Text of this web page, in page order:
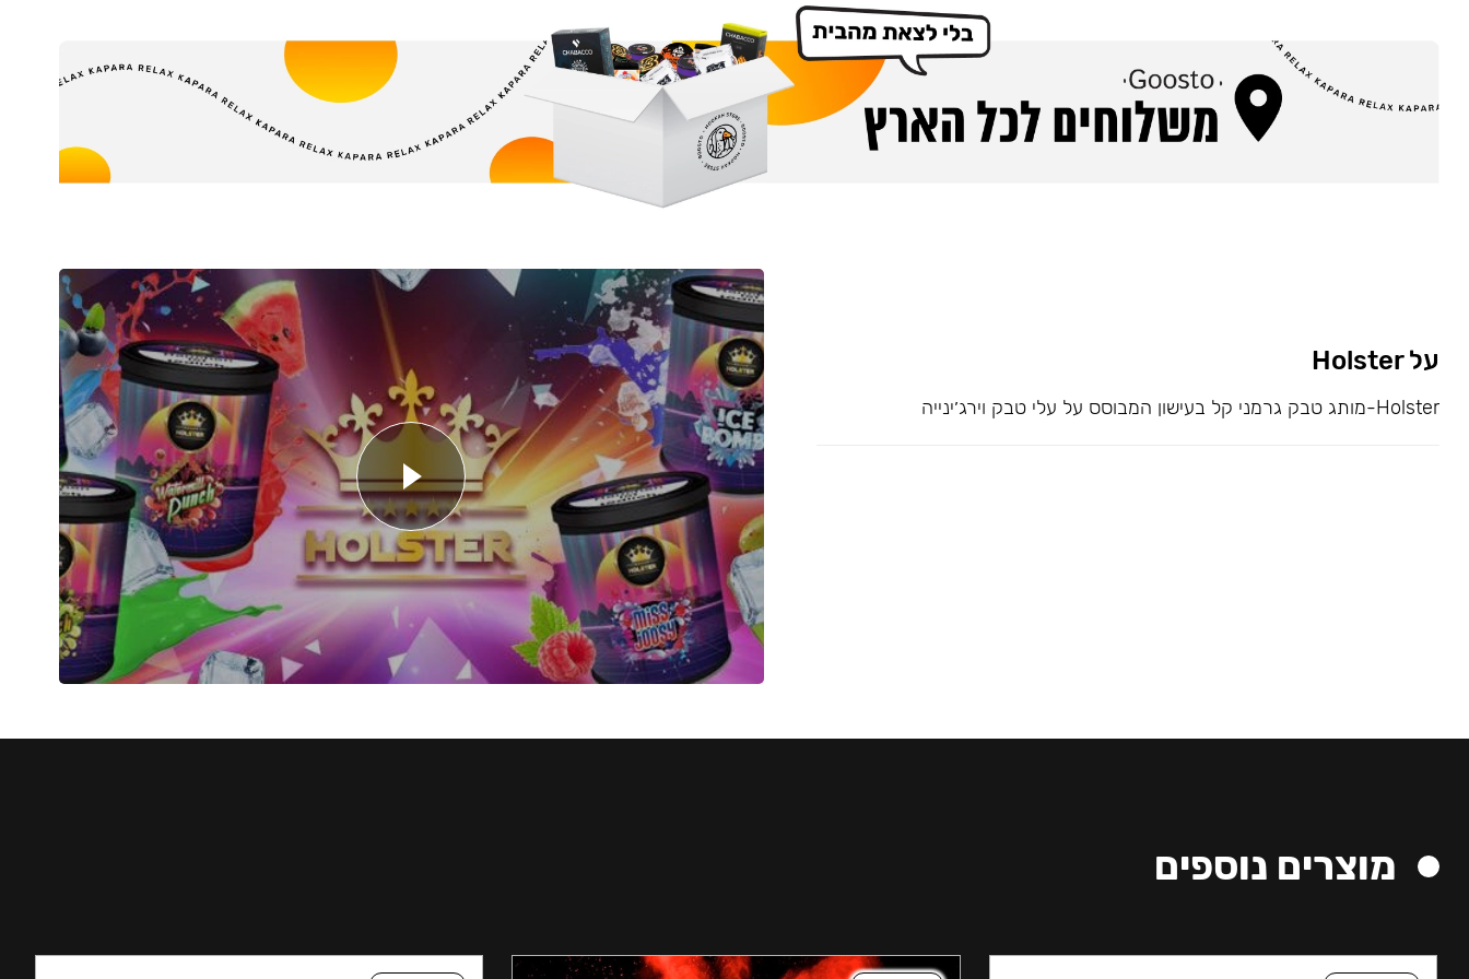
על Holster
Holster-מותג טבק גרמני קל בעישון המבוסס על עלי טבק וירג׳ינייה
מוצרים נוספים